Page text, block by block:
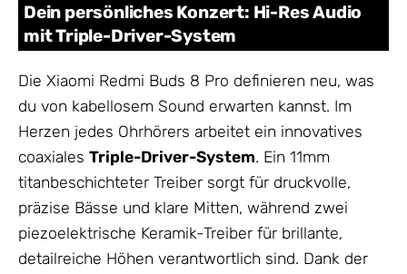
Dein persönliches Konzert: Hi-Res Audio
mit Triple-Driver-System
Die Xiaomi Redmi Buds 8 Pro definieren neu, was
du von kabellosem Sound erwarten kannst. Im
Herzen jedes Ohrhörers arbeitet ein innovatives
coaxiales Triple-Driver-System. Ein 11mm
titanbeschichteter Treiber sorgt für druckvolle,
präzise Bässe und klare Mitten, während zwei
piezoelektrische Keramik-Treiber für brillante,
detailreiche Höhen verantwortlich sind. Dank der